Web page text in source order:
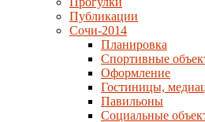
Публикации
Сочи-2014
Планировка
Спортивные
Оформление
Гостиницы,
Павильоны
Социальные